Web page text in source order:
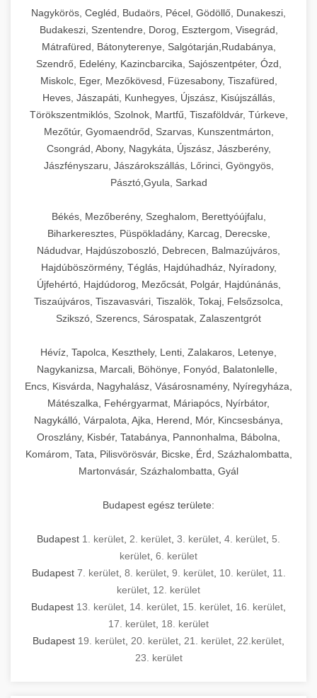
chef-iparikonyhagepek.hu
élelmiszer-előkészítéshez. Különböző reszelési
méretek különböző alkalmazásokhoz.
chef-iparikonyhagepek.hu
kereskedelmi sajtreszelő
🍳 28. Nagykonyhai
Berendezések
+
Teljes körű nagykonyhai berendezések és
professzionális vendéglátóipari kellékek.
Minden, ami szükséges éttermi és catering
műveletekhez.
chef-iparikonyhagepek.hu
kereskedelmi konyhai megoldások
Nagykörös, Cegléd, Budaörs, Pécel, Gödöllő, Dunakeszi,
Budakeszi, Szentendre, Dorog, Esztergom, Visegrád,
Mátrafüred, Bátonyterenye, Salgótarján,Rudabánya,
Szendrő, Edelény, Kazincbarcika, Sajószentpéter, Ózd,
Miskolc, Eger, Mezőkövesd, Füzesabony, Tiszafüred,
Heves, Jászapáti, Kunhegyes, Újszász, Kisújszállás,
Törökszentmiklós, Szolnok, Martfű, Tiszaföldvár, Túrkeve,
Mezőtúr, Gyomaendrőd, Szarvas, Kunszentmárton,
Csongrád, Abony, Nagykáta, Újszász, Jászberény,
Jászfényszaru, Jászárokszállás, Lőrinci, Gyöngyös,
Pásztó,Gyula, Sarkad
Békés, Mezőberény, Szeghalom, Berettyóújfalu,
Biharkeresztes, Püspökladány, Karcag, Derecske,
Nádudvar, Hajdúszoboszló, Debrecen, Balmazújváros,
Hajdúböszörmény, Téglás, Hajdúhadház, Nyíradony,
Újfehértó, Hajdúdorog, Mezőcsát, Polgár, Hajdúnánás,
Tiszaújváros, Tiszavasvári, Tiszalök, Tokaj, Felsőzsolca,
Szikszó, Szerencs, Sárospatak, Zalaszentgrót
Hévíz, Tapolca, Keszthely, Lenti, Zalakaros, Letenye,
Nagykanizsa, Marcali, Böhönye, Fonyód, Balatonlelle,
Encs, Kisvárda, Nagyhalász, Vásárosnamény, Nyíregyháza,
Mátészalka, Fehérgyarmat, Máriapócs, Nyírbátor,
Nagykálló, Várpalota, Ajka, Herend, Mór, Kincsesbánya,
Oroszlány, Kisbér, Tatabánya, Pannonhalma, Bábolna,
Komárom, Tata, Pilisvörösvár, Bicske, Érd, Százhalombatta,
Martonvásár, Százhalombatta, Gyál
Budapest egész területe:
Budapest 1. kerület 2. kerület 3. kerület 4. kerület 5.
kerület 6. kerület
Budapest 7. kerület, 8. kerület, 9. kerület, 10. kerület, 11.
kerület 12. kerület
Budapest 13. kerület 14. kerület 15. kerület 16. kerület
17. kerület 18. kerület
Budapest 19. kerület 20. kerület 21. kerület 22.kerület
23. kerület